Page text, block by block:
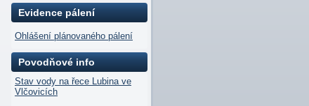
Evidence pálení
Ohlášení plánovaného pálení
Povodňové info
Stav vody na řece Lubina ve
Vlčovicích